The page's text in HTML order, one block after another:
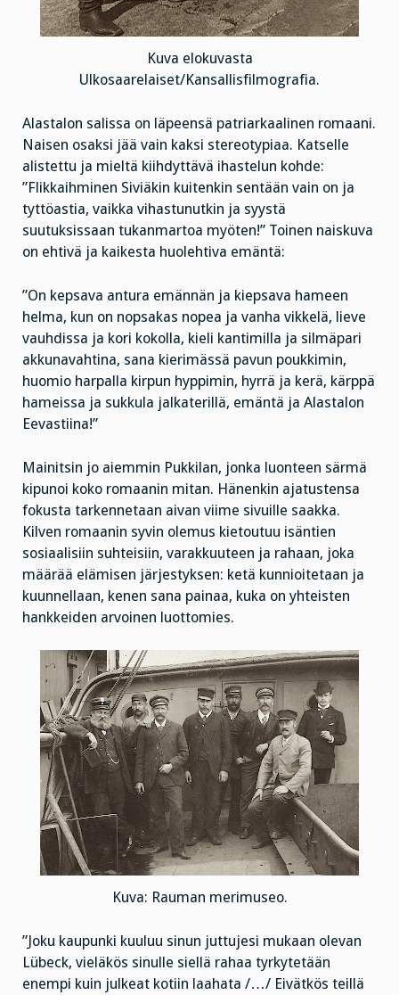
Kuva elokuvasta
Ulkosaarelaiset/Kansallisfilmografia.
Alastalon salissa on läpeensä patriarkaalinen romaani.
Naisen osaksi jää vain kaksi stereotypiaa. Katselle
alistettu ja mieltä kiihdyttävä ihastelun kohde:
”Flikkaihminen Siviäkin kuitenkin sentään vain on ja
tyttöastia, vaikka vihastunutkin ja syystä
suutuksissaan tukanmartoa myöten!” Toinen naiskuva
on ehtivä ja kaikesta huolehtiva emäntä:
”On kepsava antura emännän ja kiepsava hameen
helma, kun on nopsakas nopea ja vanha vikkelä, lieve
vauhdissa ja kori kokolla, kieli kantimilla ja silmäpari
akkunavahtina, sana kierimässä pavun poukkimin,
huomio harpalla kirpun hyppimin, hyrrä ja kerä, kärppä
hameissa ja sukkula jalkaterillä, emäntä ja Alastalon
Eevastiina!”
Mainitsin jo aiemmin Pukkilan, jonka luonteen särmä
kipunoi koko romaanin mitan. Hänenkin ajatustensa
fokusta tarkennetaan aivan viime sivuille saakka.
Kilven romaanin syvin olemus kietoutuu isäntien
sosiaalisiin suhteisiin, varakkuuteen ja rahaan, joka
määrää elämisen järjestyksen: ketä kunnioitetaan ja
kuunnellaan, kenen sana painaa, kuka on yhteisten
hankkeiden arvoinen luottomies.
Kuva: Rauman merimuseo.
”Joku kaupunki kuuluu sinun juttujesi mukaan olevan
Lübeck, vieläkös sinulle siellä rahaa tyrkytetään
enempi kuin julkeat kotiin laahata /…/ Eivätkös teillä